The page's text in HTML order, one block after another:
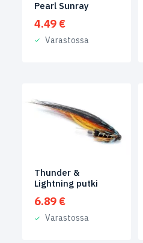
Pearl Sunray
4.49 €
Varastossa
Thunder &
Lightning putki
6.89 €
Varastossa